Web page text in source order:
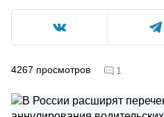
4267 просмотров 1